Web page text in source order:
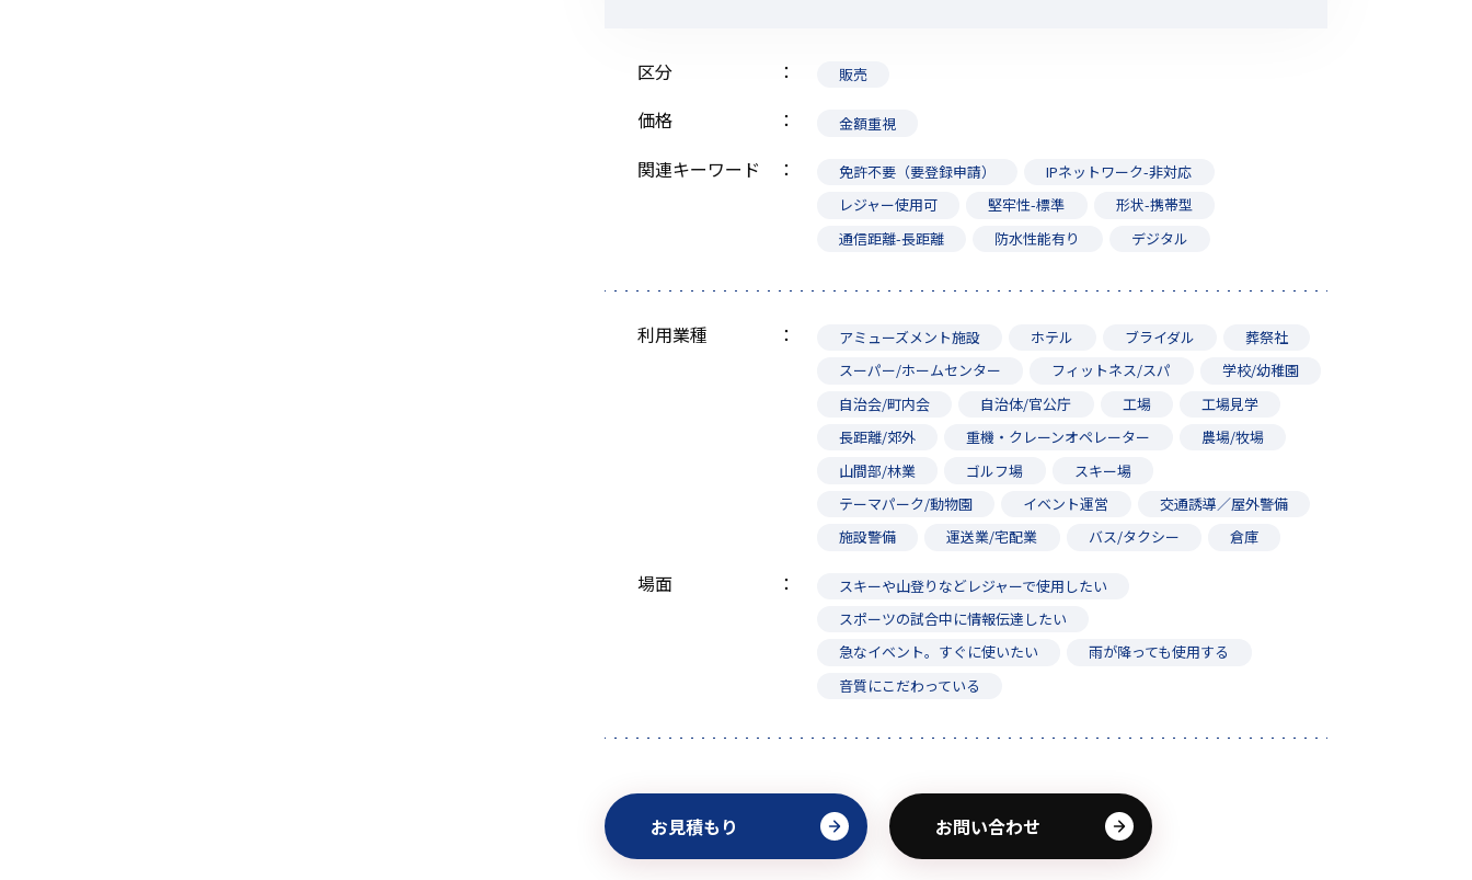
区分 販売
価格 金額重視
関連キーワード 免許不要（要登録申請）
IPネットワーク-非対応
レジャー使用可
堅牢性-標準
形状-携帯型
通信距離-長距離
防水性能有り デジタル
利用業種 アミューズメント施設 ホテル ブライダル
葬祭社
スーパー/ホームセンター
フィットネス/スパ
学校/幼稚園
自治会/町内会
自治体/官公庁 工場
工場見学
長距離/郊外
重機・クレーンオペレーター
農場/牧場
山間部/林業
ゴルフ場
スキー場
テーマパーク/動物園
イベント運営
交通誘導／屋外警備
施設警備
運送業/宅配業 バス/タクシー 倉庫
場面
スキーや山登りなどレジャーで使用したい
スポーツの試合中に情報伝達したい
急なイベント。すぐに使いたい
雨が降っても使用する
音質にこだわっている
お見積もり お問い合わせ